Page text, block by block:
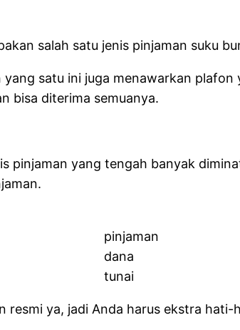
salah satu jenis pinjaman suku
satu ini juga menawarkan
bisa diterima semuanya.
pinjaman yang tengah banyak
pinjaman
dana
tunai
resmi ya, jadi Anda harus ekstra